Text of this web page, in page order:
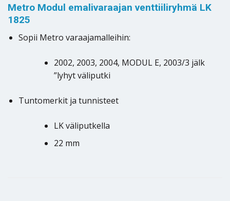
Metro Modul emalivaraajan venttiiliryhmä LK
1825
Sopii Metro varaajamalleihin:
2002, 2003, 2004, MODUL E, 2003/3 jälk
”lyhyt väliputki
Tuntomerkit ja tunnisteet
LK väliputkella
22 mm